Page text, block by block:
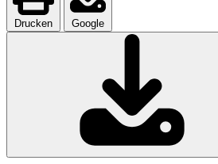
Drucken Google